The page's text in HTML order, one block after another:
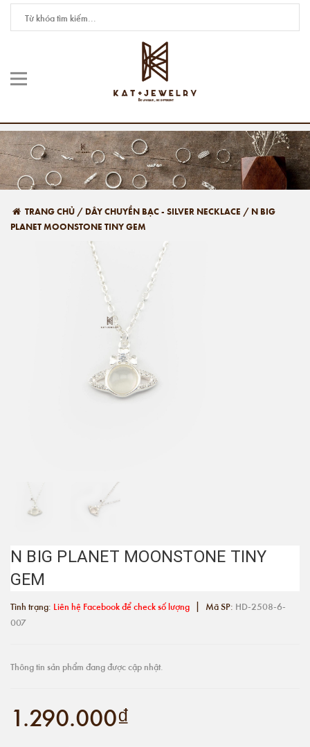
TRANG CHỦ / DÂY CHUYỀN BẠC - SILVER NECKLACE / N BIG
PLANET MOONSTONE TINY GEM
N BIG PLANET MOONSTONE TINY
GEM
Tình trạng: Liên hệ Facebook để check số lượng | Mã SP: HD-2508-6-
007
Thông tin sản phẩm đang được cập nhật.
1.290.000₫